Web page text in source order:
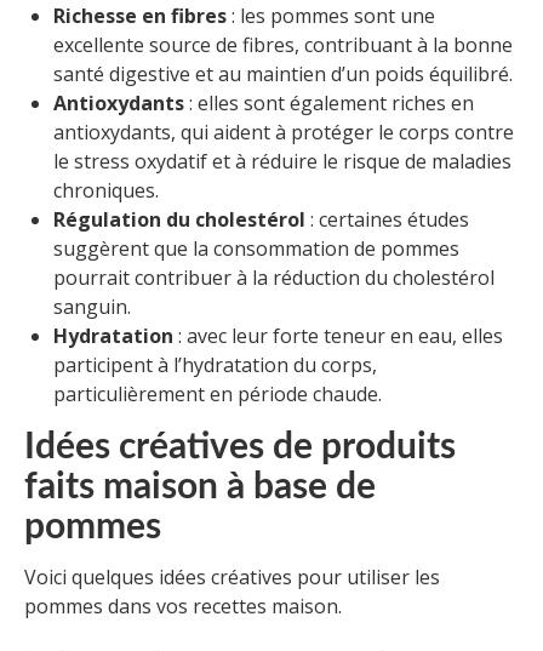
Richesse en fibres: les pommes sont une
excellente source de fibres, contribuant à la bonne
santé digestive et au maintien d’un poids équilibré.
Antioxydants: elles sont également riches en
antioxydants, qui aident à protéger le corps contre
le stress oxydatif et à réduire le risque de maladies
chroniques.
Régulation du cholestérol : certaines études
suggèrent que la consommation de pommes
pourrait contribuer à la réduction du cholestérol
sanguin.
Hydratation : avec leur forte teneur en eau, elles
participent à l’hydratation du corps,
particulièrement en période chaude.
Idées créatives de produits
faits maison à base de
pommes
Voici quelques idées créatives pour utiliser les
pommes dans vos recettes maison.